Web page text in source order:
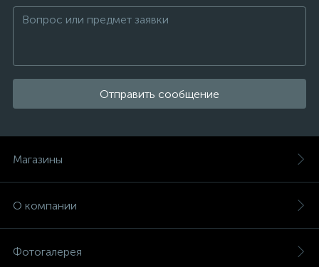
Отправить сообщение
Магазины
О компании
Фотогалерея